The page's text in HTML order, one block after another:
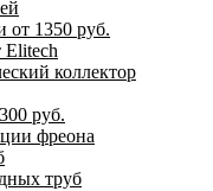
от 1350 руб.
Elitech
коллектор
руб.
фреона
труб